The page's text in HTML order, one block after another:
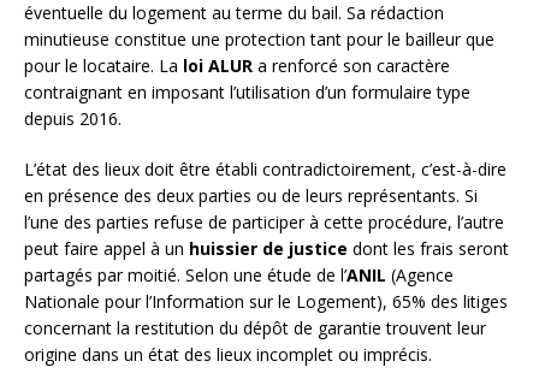
éventuelle du logement au terme du bail. Sa rédaction
minutieuse constitue une protection tant pour le bailleur que
pour le locataire. La loi ALUR a renforcé son caractère
contraignant en imposant l’utilisation d’un formulaire type
depuis 2016.
L’état des lieux doit être établi contradictoirement, c’est-à-dire
en présence des deux parties ou de leurs représentants. Si
l’une des parties refuse de participer à cette procédure, l’autre
peut faire appel à un huissier de justice dont les frais seront
partagés par moitié. Selon une étude de l’ANIL (Agence
Nationale pour l’Information sur le Logement), 65% des litiges
concernant la restitution du dépôt de garantie trouvent leur
origine dans un état des lieux incomplet ou imprécis.